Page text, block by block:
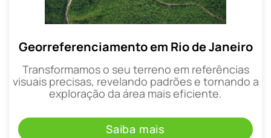
Georreferenciamento em Rio de Janeiro
Transformamos o seu terreno em referências
visuais precisas, revelando padrões e tornando a
exploração da área mais eficiente.
Saiba mais